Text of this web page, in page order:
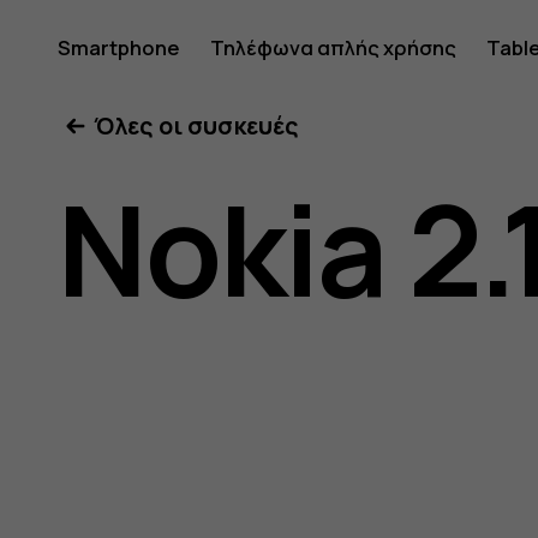
Οδηγίες
χρήσης
Nokia
Smartphone Τηλέφωνα απλής χρήσης
Όλες οι συσκευές
Nokia